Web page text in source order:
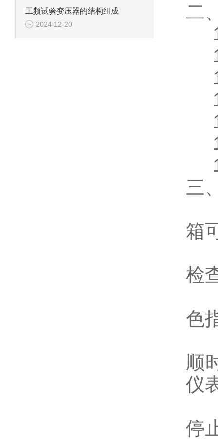
工频试验变压器的结构组成
2024-12-20
二
1
三
箱
检
色
顺
仪
停